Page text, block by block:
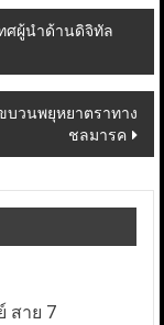
ศผู้นำด้านดิจิทัล
บวนพยุหยาตราทาง
ชลมารค
สาย 7